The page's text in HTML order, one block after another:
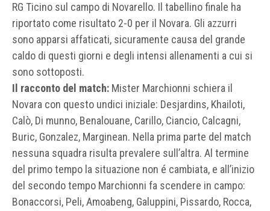
RG Ticino sul campo di Novarello. Il tabellino finale ha
riportato come risultato 2-0 per il Novara. Gli azzurri
sono apparsi affaticati, sicuramente causa del grande
caldo di questi giorni e degli intensi allenamenti a cui si
sono sottoposti.
Il racconto del match: Mister Marchionni schiera il
Novara con questo undici iniziale: Desjardins, Khailoti,
Calò, Di munno, Benalouane, Carillo, Ciancio, Calcagni,
Buric, Gonzalez, Marginean. Nella prima parte del match
nessuna squadra risulta prevalere sull’altra. Al termine
del primo tempo la situazione non é cambiata, e all’inizio
del secondo tempo Marchionni fa scendere in campo:
Bonaccorsi, Peli, Amoabeng, Galuppini, Pissardo, Rocca,